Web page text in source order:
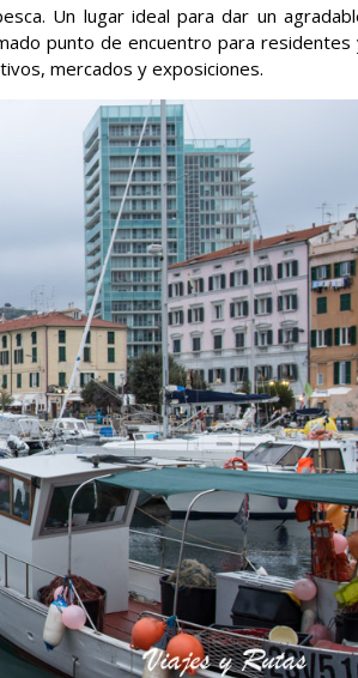
Un lugar ideal para dar un
punto de encuentro para residentes
mercados y exposiciones.